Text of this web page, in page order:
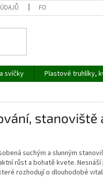
FORMULÁŘ PRO
svíčky Plastové truhlíky,
stanoviště
suchým a slunným
růst a bohatě kvete.
rozhodují o dlouhodobé